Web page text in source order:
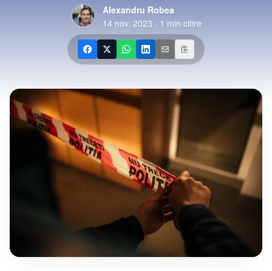
Alexandru Robea
14 nov. 2023 · 1 min citire